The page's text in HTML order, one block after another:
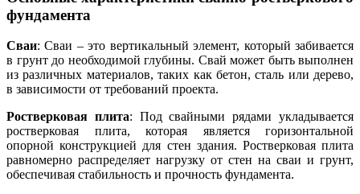
фундамента
Сваи: Сваи – это вертикальный элемент, который забивается
в грунт до необходимой глубины. Свай может быть выполнен
из различных материалов, таких как бетон, сталь или дерево,
в зависимости от требований проекта.
Ростверковая плита: Под свайными рядами укладывается
ростверковая плита, которая является горизонтальной
опорной конструкцией для стен здания. Ростверковая плита
равномерно распределяет нагрузку от стен на сваи и грунт,
обеспечивая стабильность и прочность фундамента.